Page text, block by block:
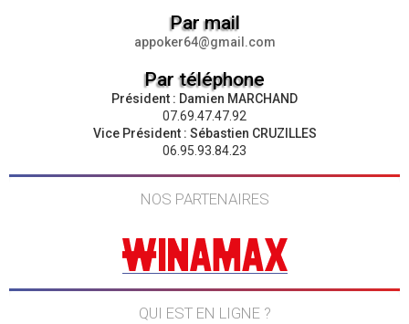
Par mail
appoker64@gmail.com
Par téléphone
Président : Damien MARCHAND
07.69.47.47.92
Vice Président : Sébastien CRUZILLES
06.95.93.84.23
NOS PARTENAIRES
QUI EST EN LIGNE ?